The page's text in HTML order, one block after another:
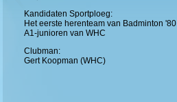
Kandidaten Sportploeg:
Het eerste herenteam van Badminton '80
A1-junioren van WHC
Clubman:
Gert Koopman (WHC)